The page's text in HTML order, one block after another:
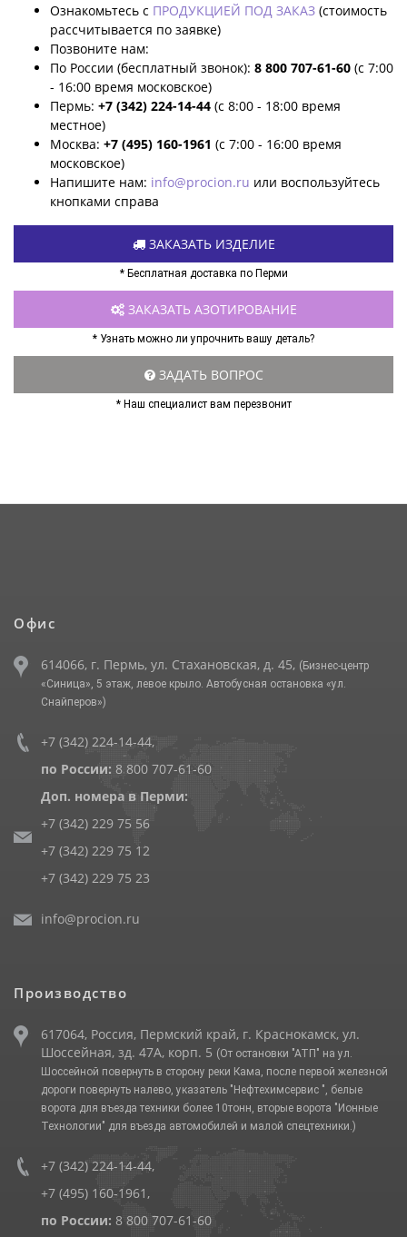
Ознакомьтесь с ПРОДУКЦИЕЙ ПОД ЗАКАЗ (стоимость
рассчитывается по заявке)
Позвоните нам:
По России (бесплатный звонок): 8 800 707-61-60 (с 7:00
- 16:00 время московское)
Пермь: +7 (342) 224-14-44 (с 8:00 - 18:00 время
местное)
Москва: +7 (495) 160-1961 (с 7:00 - 16:00 время
московское)
Напишите нам: info@procion.ru или воспользуйтесь
кнопками справа
ЗАКАЗАТЬ ИЗДЕЛИЕ
* Бесплатная доставка по Перми
ЗАКАЗАТЬ АЗОТИРОВАНИЕ
* Узнать можно ли упрочнить вашу деталь?
ЗАДАТЬ ВОПРОС
* Наш специалист вам перезвонит
Офис
614066, г. Пермь, ул. Стахановская, д. 45, (Бизнес-центр
«Синица», 5 этаж, левое крыло. Автобусная остановка «ул.
Снайперов»)
+7 (342) 224-14-44,
по России: 8 800 707-61-60
Доп. номера в Перми:
+7 (342) 229 75 56
+7 (342) 229 75 12
+7 (342) 229 75 23
info@procion.ru
Производство
617064, Россия, Пермский край, г. Краснокамск, ул.
Шоссейная, зд. 47А, корп. 5 (От остановки "АТП" на ул.
Шоссейной повернуть в сторону реки Кама, после первой железной
дороги повернуть налево, указатель "Нефтехимсервис ", белые
ворота для въезда техники более 10тонн, вторые ворота "Ионные
Технологии" для въезда автомобилей и малой спецтехники.)
+7 (342) 224-14-44,
+7 (495) 160-1961 ,
по России: 8 800 707-61-60